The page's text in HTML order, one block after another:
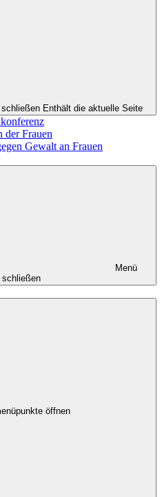
Enthält die aktuelle Seite
der Frauen
Gewalt an Frauen
Menü
schließen
öffnen